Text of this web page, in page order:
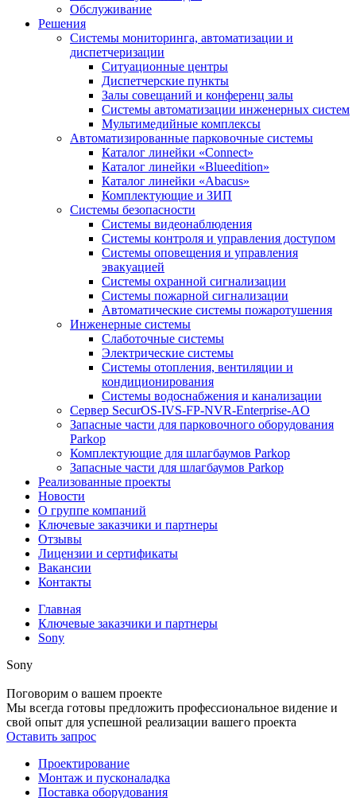
Обслуживание
Решения
Системы мониторинга, автоматизации и
диспетчеризации
Ситуационные центры
Диспетчерские пункты
Залы совещаний и конференц залы
Системы автоматизации инженерных систем
Мультимедийные комплексы
Автоматизированные парковочные системы
Каталог линейки «Connect»
Каталог линейки «Blueedition»
Каталог линейки «Abacus»
Комплектующие и ЗИП
Cистемы безопасности
Системы видеонаблюдения
Системы контроля и управления доступом
Системы оповещения и управления
эвакуацией
Системы охранной сигнализации
Системы пожарной сигнализации
Автоматические системы пожаротушения
Инженерные системы
Слаботочные системы
Электрические системы
Системы отопления, вентиляции и
кондиционирования
Системы водоснабжения и канализации
Сервер SecurOS-IVS-FP-NVR-Enterprise-AO
Запасные части для парковочного оборудования
Parkop
Комплектующие для шлагбаумов Parkop
Запасные части для шлагбаумов Parkop
Реализованные проекты
Новости
О группе компаний
Ключевые заказчики и партнеры
Отзывы
Лицензии и сертификаты
Вакансии
Контакты
Главная
Ключевые заказчики и партнеры
Sony
Sony
Поговорим о вашем проекте
Мы всегда готовы предложить профессиональное видение и
свой опыт для успешной реализации вашего проекта
Оставить запрос
Проектирование
Монтаж и пусконаладка
Поставка оборудования